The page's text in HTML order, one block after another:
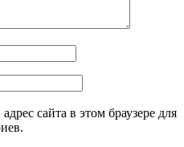
сайта в этом браузере для